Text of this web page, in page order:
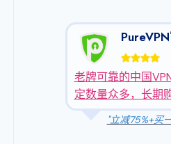
老牌可靠的中国
定数量众多，长期
"立减75%+买